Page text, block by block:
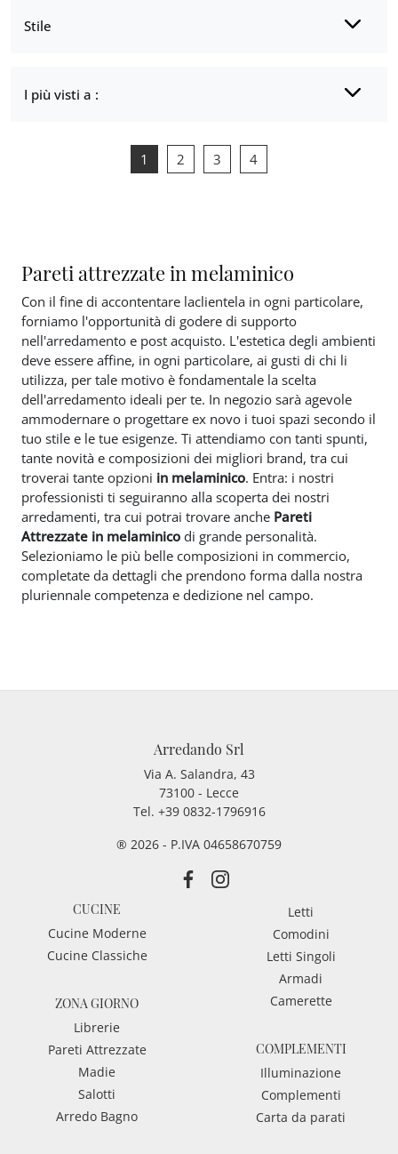
Stile
I più visti a :
1 2 3 4
Pareti attrezzate in melaminico
Con il fine di accontentare laclientela in ogni particolare,
forniamo l'opportunità di godere di supporto
nell'arredamento e post acquisto. L'estetica degli ambienti
deve essere affine, in ogni particolare, ai gusti di chi li
utilizza, per tale motivo è fondamentale la scelta
dell'arredamento ideali per te. In negozio sarà agevole
ammodernare o progettare ex novo i tuoi spazi secondo il
tuo stile e le tue esigenze. Ti attendiamo con tanti spunti,
tante novità e composizioni dei migliori brand, tra cui
troverai tante opzioni in melaminico. Entra: i nostri
professionisti ti seguiranno alla scoperta dei nostri
arredamenti, tra cui potrai trovare anche Pareti
Attrezzate in melaminico di grande personalità.
Selezioniamo le più belle composizioni in commercio,
completate da dettagli che prendono forma dalla nostra
pluriennale competenza e dedizione nel campo.
Arredando Srl
Via A. Salandra, 43
73100 - Lecce
Tel. +39 0832-1796916
® 2026 - P.IVA 04658670759
CUCINE
Cucine Moderne
Cucine Classiche
ZONA GIORNO
Librerie
Pareti Attrezzate
Madie
Salotti
Arredo Bagno
Letti
Comodini
Letti Singoli
Armadi
Camerette
COMPLEMENTI
Illuminazione
Complementi
Carta da parati